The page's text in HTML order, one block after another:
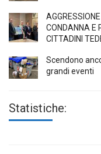
CONDANNA E
CITTADINI
Scendono
grandi eventi
Statistiche: